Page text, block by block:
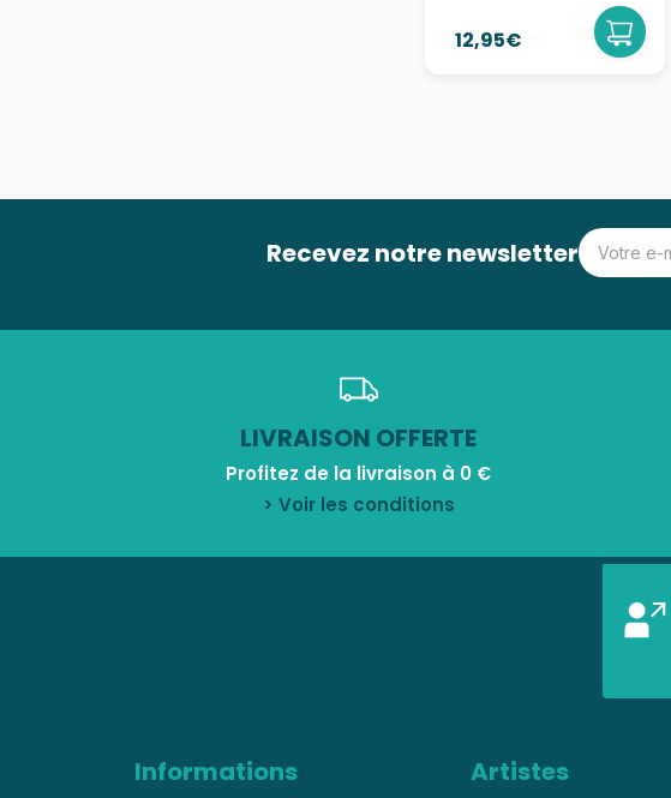
12,95€
Recevez notre newsletter
LIVRAISON OFFERTE
Profitez de la livraison à 0 €
> Voir les conditions
Informations Artistes